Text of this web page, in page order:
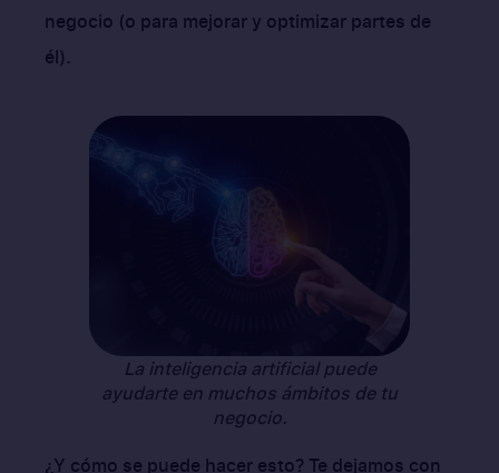
negocio (o para mejorar y optimizar partes de
él).
La inteligencia artificial puede
ayudarte en muchos ámbitos de tu
negocio.
¿Y cómo se puede hacer esto? Te dejamos con